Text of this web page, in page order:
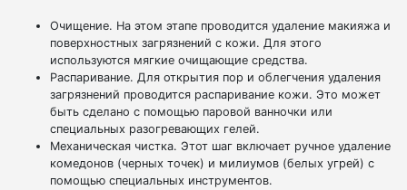
Очищение. На этом этапе проводится удаление макияжа и
поверхностных загрязнений с кожи. Для этого
используются мягкие очищающие средства.
Распаривание. Для открытия пор и облегчения удаления
загрязнений проводится распаривание кожи. Это может
быть сделано с помощью паровой ванночки или
специальных разогревающих гелей.
Механическая чистка. Этот шаг включает ручное удаление
комедонов (черных точек) и милиумов (белых угрей) с
помощью специальных инструментов.